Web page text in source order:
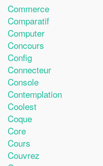
Commerce
Comparatif
Computer
Concours
Config
Connecteur
Console
Contemplation
Coolest
Coque
Core
Cours
Couvrez